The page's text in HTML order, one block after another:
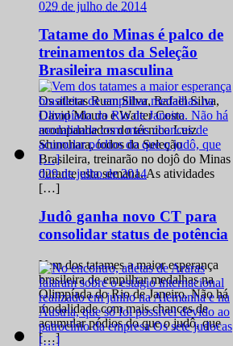
029 de julho de 2014
Tatame do Minas é palco de
treinamentos da Seleção
Brasileira masculina
Os atletas Ruan Silva, Rafael Silva,
David Moura e Walter Costa
acompanhados do técnico Luiz
Shinohara, todos da Seleção
Brasileira, treinarão no dojô do Minas
durante esta semana. As atividades
[…]
029 de julho de 2014
Judô ganha novo CT para
consolidar status de potência
Vem dos tatames a maior esperança
brasileira de empilhar medalhas na
Olimpíada do Rio de Janeiro. Não há
modalidade com mais chances de
acumular pódios do que o judô, que
[…]